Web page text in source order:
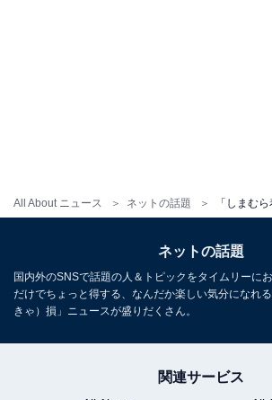
All About ニュース ネットの話題
ネットの話題
国内外のSNSで話題の人＆トピックをタイムリーに
だけでちょっと得する、なんだか楽しい気分になれ
きゃ）損」ニュースが盛りだくさん。
関連サービス